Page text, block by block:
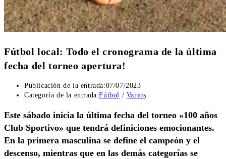
Fútbol local: Todo el cronograma de la última
fecha del torneo apertura!
Publicación de la entrada:07/07/2023
Categoría de la entrada:Fútbol / Varios
Este sábado inicia la última fecha del torneo «100 años
Club Sportivo» que tendrá definiciones emocionantes.
En la primera masculina se define el campeón y el
descenso, mientras que en las demás categorías se